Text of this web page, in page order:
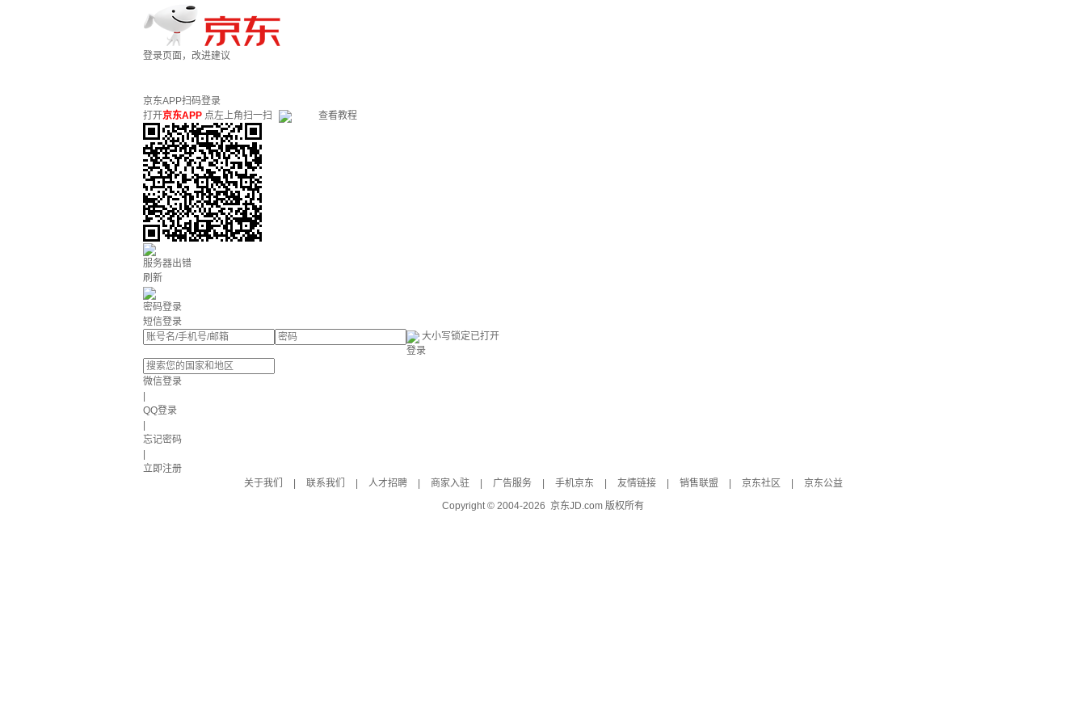
登录页面，改进建议
京东APP扫码登录
打开京东APP 点左上角扫一扫 查看教程
服务器出错
刷新
密码登录
短信登录
大小写锁定已打开
登录
微信登录
QQ登录
忘记密码
立即注册
关于我们
联系我们 人才招聘 商家入驻 广告服务 手机京东 友情链接 销售联盟 京东社区
京东公益
Copyright © 2004-2026 京东JD.com 版权所有